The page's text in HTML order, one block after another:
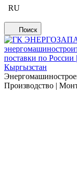
RU
Поиск
Производство |